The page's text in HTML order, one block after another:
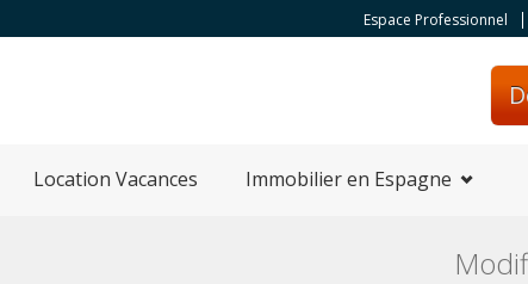
Espace Professionnel
Location Vacances Immobilier en Espagne